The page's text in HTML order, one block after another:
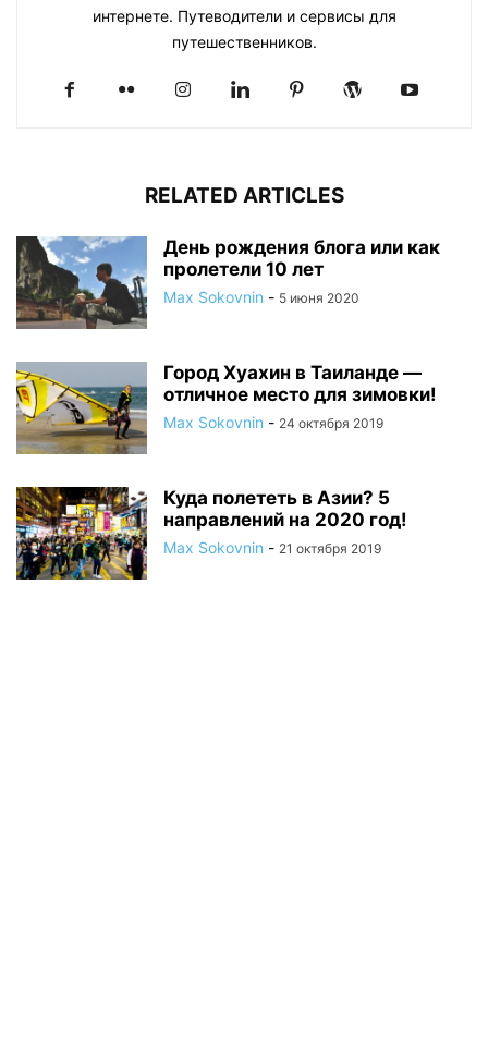
интернете. Путеводители и сервисы для
путешественников.
RELATED ARTICLES
День рождения блога или как
пролетели 10 лет
Max Sokovnin - 5 июня 2020
Город Хуахин в Таиланде —
отличное место для зимовки!
Max Sokovnin - 24 октября 2019
Куда полететь в Азии? 5
направлений на 2020 год!
Max Sokovnin - 21 октября 2019